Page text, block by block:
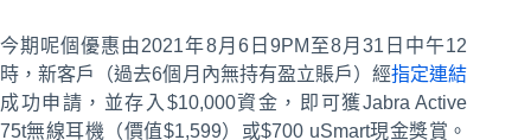
今期呢個優惠由2021年8月6日9PM至8月31日中午12
時，新客戶（過去6個月內無持有盈立賬戶）經指定連結
成功申請，並存入$10,000資金，即可獲Jabra Active
75t無線耳機（價值$1,599）或$700 uSmart現金獎賞。